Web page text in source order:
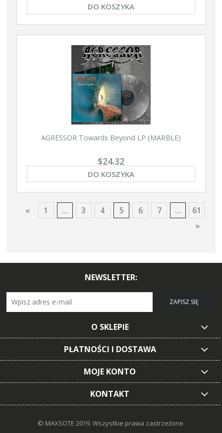
DO KOSZYKA
AGRESSOR Towards Beyond LP (MARBLE)
$24.32
DO KOSZYKA
« 1 ... 3 4 5 6 7 ...
61
»
NEWSLETTER:
ZAPISZ SIĘ
O SKLEPIE
PŁATNOŚCI I DOSTAWA
MOJE KONTO
KONTAKT
© MAXSOTE 2019. Wszystkie prawa zastrzeżone.